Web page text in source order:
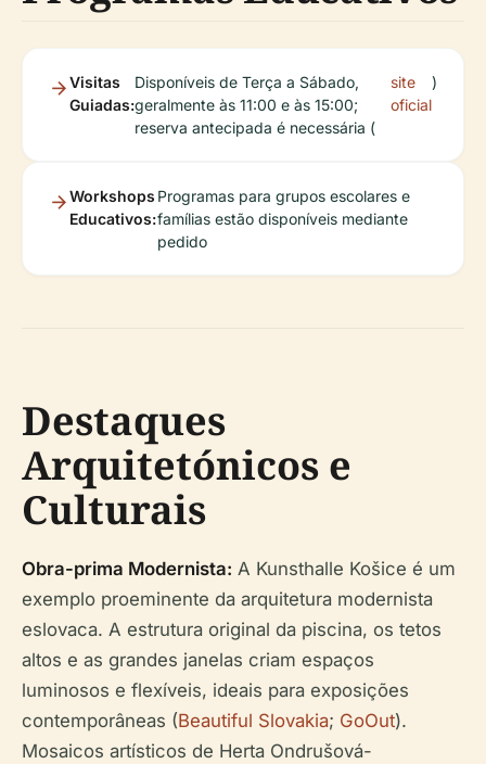
Visitas
Guiadas:
Disponíveis de Terça a Sábado,
geralmente às 11:00 e às 15:00;
reserva antecipada é necessária (
site
oficial
)
Workshops
Educativos:
Programas para grupos escolares e
famílias estão disponíveis mediante
pedido
Destaques
Arquitetónicos e
Culturais
Obra-prima Modernista: A Kunsthalle Košice é um
exemplo proeminente da arquitetura modernista
eslovaca. A estrutura original da piscina, os tetos
altos e as grandes janelas criam espaços
luminosos e flexíveis, ideais para exposições
contemporâneas (Beautiful Slovakia; GoOut).
Mosaicos artísticos de Herta Ondrušová-